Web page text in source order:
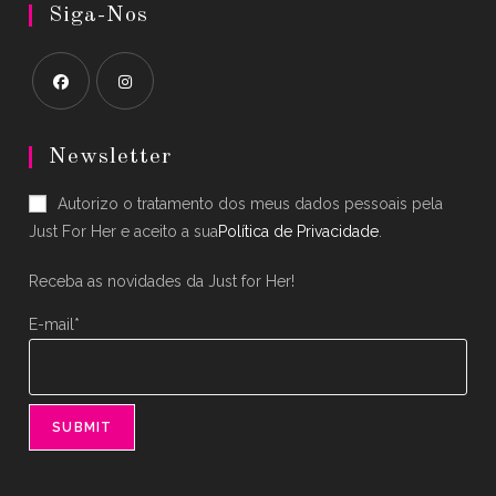
Siga-Nos
in
new
tab
in
new
tab
Newsletter
Autorizo o tratamento dos meus dados pessoais pela
Just For Her e aceito a suaPolítica de Privacidade
Receba as novidades da Just for Her!
E-mail*